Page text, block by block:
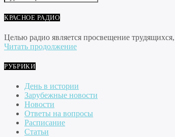
КРАСНОЕ РАДИО
Целью радио является просвещение
Читать продолжение
РУБРИКИ
День в истории
Зарубежные новости
Новости
Ответы на вопросы
Расписание
Статьи